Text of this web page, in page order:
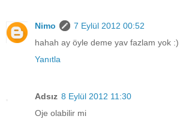
Nimo
7 Eylül 2012 00:52
hahah ay öyle deme yav fazlam yok :)
Yanıtla
Adsız 8 Eylül 2012 11:30
Oje olabilir mi